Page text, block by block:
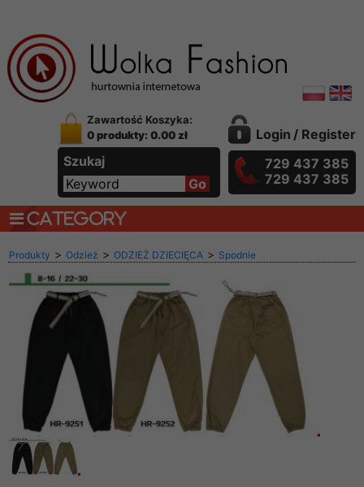
Zawartość Koszyka:
0 produkty: 0.00 zł
Szukaj
Login / Register
729 437 385
729 437 385
CATEGORY
Produkty > Odzież > ODZIEŻ DZIECIĘCA > Spodnie